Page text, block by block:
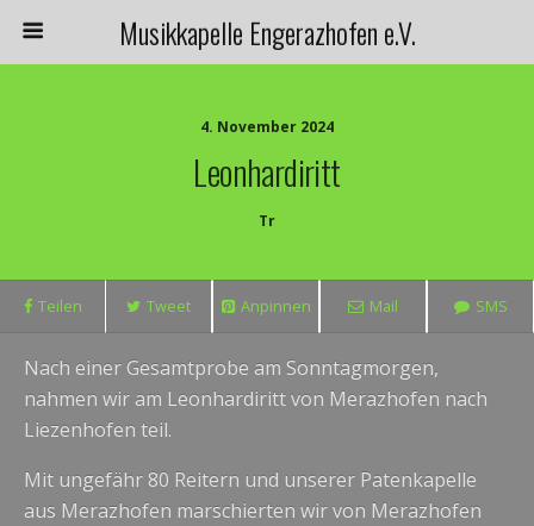
Musikkapelle Engerazhofen e.V.
4. November 2024
Leonhardiritt
Tr
Teilen Tweet Anpinnen Mail SMS
Nach einer Gesamtprobe am Sonntagmorgen,
nahmen wir am Leonhardiritt von Merazhofen nach
Liezenhofen teil.
Mit ungefähr 80 Reitern und unserer Patenkapelle
aus Merazhofen marschierten wir von Merazhofen